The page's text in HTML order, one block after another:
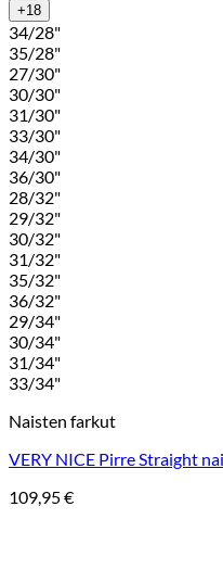
+18
34/28"
35/28"
27/30"
30/30"
31/30"
33/30"
34/30"
36/30"
28/32"
29/32"
30/32"
31/32"
35/32"
36/32"
29/34"
30/34"
31/34"
33/34"
Naisten farkut
VERY NICE Pirre Straight
109,95€